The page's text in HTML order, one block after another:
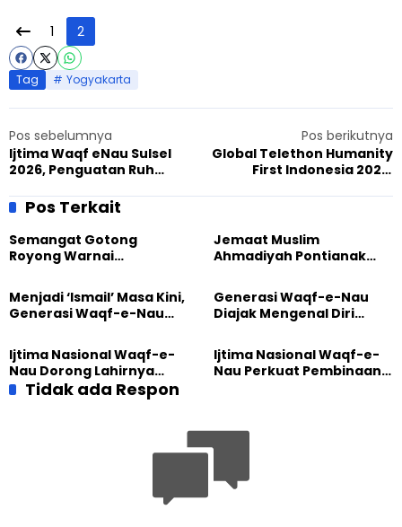
1 2
Tag Yogyakarta
Pos sebelumnya
Ijtima Waqf eNau Sulsel
2026, Penguatan Ruh
Pos berikutnya
Global Telethon Humanity
First Indonesia 2026:
Pangan Lewat Kolaborasi
Komunitas Keagamaan
Pos Terkait
Semangat Gotong
Royong Warnai
Masjid di Jemaat
Ahmadiyah Sukapura
Jemaat Muslim
Ahmadiyah Pontianak
Perkuat Kolaborasi Sosial
Menjadi ‘Ismail’ Masa Kini,
Generasi Waqf-e-Nau
Pengabdian
Generasi Waqf-e-Nau
Diajak Mengenal Diri
Dunia
Ijtima Nasional Waqf-e-
Nau Dorong Lahirnya
Generasi Pengkhidmat
Ijtima Nasional Waqf-e-
Nau Perkuat Pembinaan
Tidak ada Respon